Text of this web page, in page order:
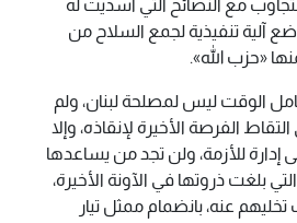
مع النصائح التي أُسديت له
تنفيذية لجمع السلاح من
«حزب الله».
الوقت ليس لمصلحة لبنان، ولم
الفرصة الأخيرة لإنقاذه، وإلا
إدارة للأزمة، ولن تجد من يساعدها
بلغت ذروتها في الآونة الأخيرة،
عنه، بانضمام ممثل تيار